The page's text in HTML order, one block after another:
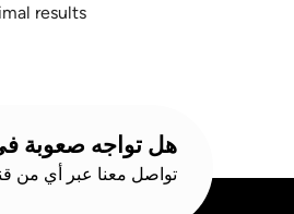
results.
هل تواجه صعوبة
تواصل معنا عبر أي من